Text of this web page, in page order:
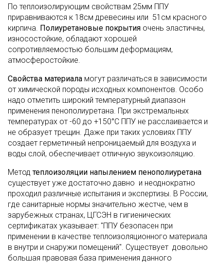
По теплоизолирующим свойствам 25мм ППУ
приравниваются к 18см древесины или 51см красного
кирпича. Полиуретановые покрытия очень эластичны,
износостойкие, обладают хорошей
сопротивляемостью большим деформациям,
атмосферостойкие.
Свойства материала могут различаться в зависимости
от химической породы исходных компонентов. Особо
надо отметить широкий температурный диапазон
применения пенополиуретана. При экстремальных
температурах от -60 до +150°С ППУ не расслаивается и
не образует трещин. Даже при таких условиях ППУ
создает герметичный непроницаемый для воздуха и
воды слой, обеспечивает отличную звукоизоляцию.
Методтеплоизоляции напылением пенополиуретана
существует уже достаточно давно и неоднократно
проходил различные испытания и экспертизы. В России,
где санитарные нормы значительно жестче, чем в
зарубежных странах, ЦГСЭН в гигиенических
сертификатах указывает: "ППУ безопасен при
применении в качестве теплоизоляционного материала
в внутри и снаружи помещений". Существует довольно
большая правовая база применения данного